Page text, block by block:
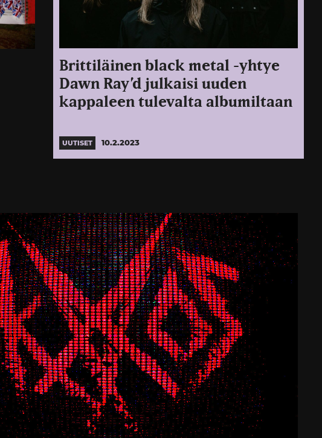
Brittiläinen black metal -yhtye
Dawn Ray’d julkaisi uuden
kappaleen tulevalta albumiltaan
UUTISET 10.2.2023